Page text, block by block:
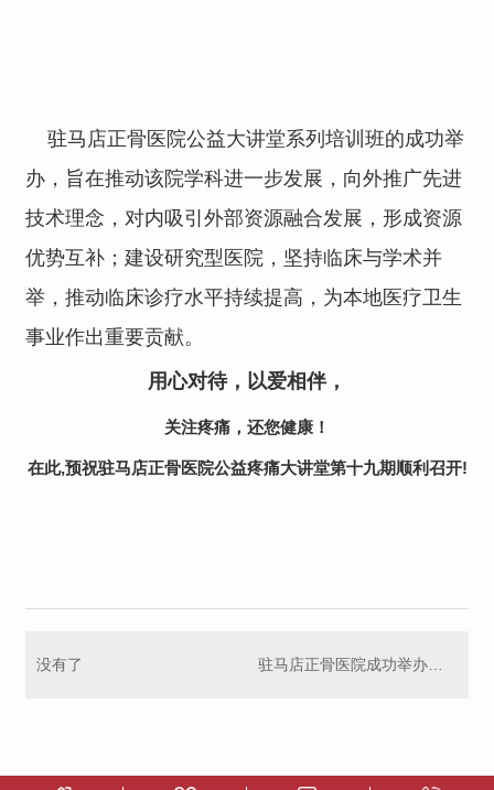
驻马店正骨医院公益大讲堂系列培训班的成功举
办，旨在推动该院学科进一步发展，向外推广先进
技术理念，对内吸引外部资源融合发展，形成资源
优势互补；建设研究型医院，坚持临床与学术并
举，推动临床诊疗水平持续提高，为本地医疗卫生
事业作出重要贡献。
用心对待，以爱相伴，
关注疼痛，还您健康！
在此,预祝驻马店正骨医院公益疼痛大讲堂第十九期顺利召开!
没有了